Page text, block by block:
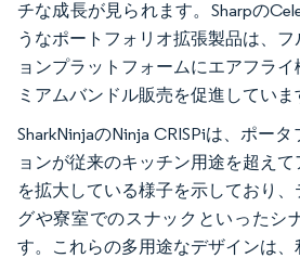
チな成長が見られます。Sharpの
うなポートフォリオ拡張製品は、
ョンプラットフォームにエアフラ
ミアムバンドル販売を促進していま
SharkNinjaのNinja CRISPiは、ポー
ョンが従来のキッチン用途を超え
を拡大している様子を示しており
グや寮室でのスナックといったシ
す。これらの多用途なデザインは